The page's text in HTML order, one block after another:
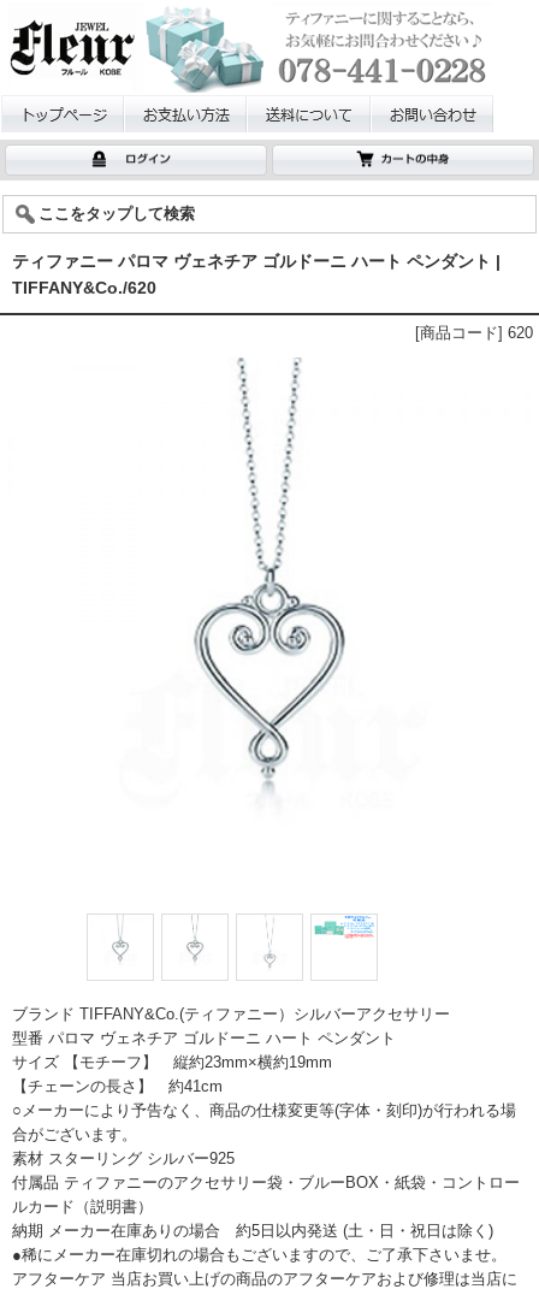
ここをタップして検索
ティファニー パロマ ヴェネチア ゴルドーニ ハート ペンダント |
TIFFANY&Co./620
[商品コード] 620
ブランド TIFFANY&Co.(ティファニー）シルバーアクセサリー
型番 パロマ ヴェネチア ゴルドーニ ハート ペンダント
サイズ 【モチーフ】 縦約23mm×横約19mm
【チェーンの長さ】 約41cm
○メーカーにより予告なく、商品の仕様変更等(字体・刻印)が行われる場
合がございます。
素材 スターリング シルバー925
付属品 ティファニーのアクセサリー袋・ブルーBOX・紙袋・コントロー
ルカード（説明書）
納期 メーカー在庫ありの場合 約5日以内発送 (土・日・祝日は除く)
●稀にメーカー在庫切れの場合もございますので、ご了承下さいませ。
アフターケア 当店お買い上げの商品のアフターケアおよび修理は当店に